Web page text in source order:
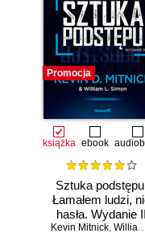
Promocja
książka ebook
Sztuka
Łamałem ludzi,
hasła. Wydanie II
Kevin Mitnick, William L. Simon